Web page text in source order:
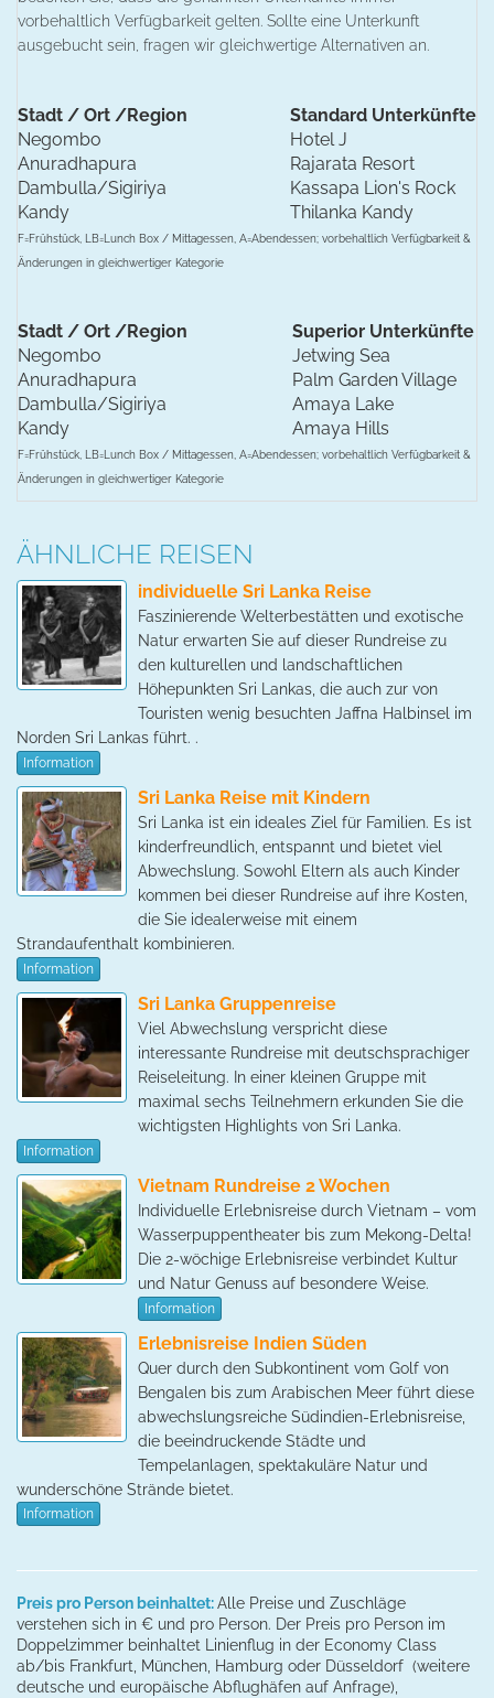
vorbehaltlich Verfügbarkeit gelten. Sollte eine Unterkunft
ausgebucht sein, fragen wir gleichwertige Alternativen an.
Stadt / Ort /Region
Standard Unterkünfte
Negombo
Hotel J
Anuradhapura
Rajarata Resort
Dambulla/Sigiriya
Kassapa Lion's Rock
Kandy
Thilanka Kandy
F=Frühstück, LB=Lunch Box / Mittagessen, A=Abendessen; vorbehaltlich Verfügbarkeit &
Änderungen in gleichwertiger Kategorie
Stadt / Ort /Region
Superior Unterkünfte
Negombo
Jetwing Sea
Anuradhapura
Palm Garden Village
Dambulla/Sigiriya
Amaya Lake
Kandy
Amaya Hills
F=Frühstück, LB=Lunch Box / Mittagessen, A=Abendessen; vorbehaltlich Verfügbarkeit &
Änderungen in gleichwertiger Kategorie
ÄHNLICHE REISEN
individuelle Sri Lanka Reise
Faszinierende Welterbestätten und exotische
Natur erwarten Sie auf dieser Rundreise zu
den kulturellen und landschaftlichen
Höhepunkten Sri Lankas, die auch zur von
Touristen wenig besuchten Jaffna Halbinsel im
Norden Sri Lankas führt. .
Information
Sri Lanka Reise mit Kindern
Sri Lanka ist ein ideales Ziel für Familien. Es ist
kinderfreundlich, entspannt und bietet viel
Abwechslung. Sowohl Eltern als auch Kinder
kommen bei dieser Rundreise auf ihre Kosten,
die Sie idealerweise mit einem
Strandaufenthalt kombinieren.
Information
Sri Lanka Gruppenreise
Viel Abwechslung verspricht diese
interessante Rundreise mit deutschsprachiger
Reiseleitung. In einer kleinen Gruppe mit
maximal sechs Teilnehmern erkunden Sie die
wichtigsten Highlights von Sri Lanka.
Information
Vietnam Rundreise 2 Wochen
Individuelle Erlebnisreise durch Vietnam – vom
Wasserpuppentheater bis zum Mekong-Delta!
Die 2-wöchige Erlebnisreise verbindet Kultur
und Natur Genuss auf besondere Weise.
Information
Erlebnisreise Indien Süden
Quer durch den Subkontinent vom Golf von
Bengalen bis zum Arabischen Meer führt diese
abwechslungsreiche Südindien-Erlebnisreise,
die beeindruckende Städte und
Tempelanlagen, spektakuläre Natur und
wunderschöne Strände bietet.
Information
Preis pro Person beinhaltet:Alle Preise und Zuschläge
verstehen sich in € und pro Person. Der Preis pro Person im
Doppelzimmer beinhaltet Linienflug in der Economy Class
ab/bis Frankfurt, München, Hamburg oder Düsseldorf (weitere
deutsche und europäische Abflughäfen auf Anfrage),